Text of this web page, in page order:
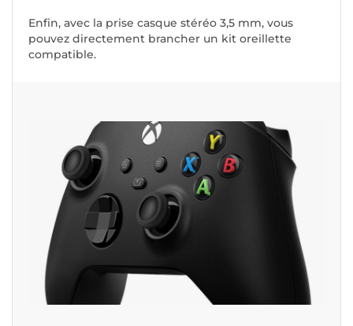
Enfin, avec la prise casque stéréo 3,5 mm, vous
pouvez directement brancher un kit oreillette
compatible.